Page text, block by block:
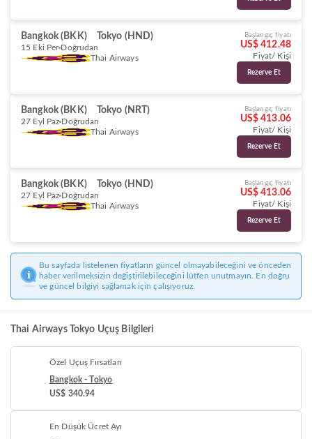
Bangkok (BKK) Tokyo (HND)
15 Eki Per Doğrudan
Thai Airways
Başlangıç fiyatı
US$ 412.48
Fiyat/ Kişi
Rezerve Et
Bangkok (BKK) Tokyo (NRT)
27 Eyl Paz Doğrudan
Thai Airways
Başlangıç fiyatı
US$ 413.06
Fiyat/ Kişi
Rezerve Et
Bangkok (BKK) Tokyo (HND)
27 Eyl Paz Doğrudan
Thai Airways
Başlangıç fiyatı
US$ 413.06
Fiyat/ Kişi
Rezerve Et
Bu sayfada listelenen fiyatların güncel olmayabileceğini ve önceden
haber verilmeksizin değiştirilebileceğini lütfen unutmayın. En doğru
ve güncel bilgiyi sağlamak için çalışıyoruz.
Thai Airways Tokyo Uçuş Bilgileri
Özel Uçuş Fırsatları
Bangkok - Tokyo
US$ 340.94
En Düşük Ücret Ayı